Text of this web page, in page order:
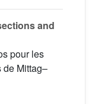
and
pour les
de Mittag–